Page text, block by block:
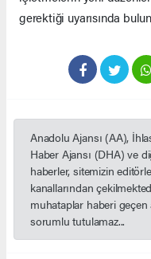
gerektiği uyarısında
Anadolu Ajansı (AA),
Haber Ajansı (DHA) ve
haberler, sitemizin
kanallarından
muhataplar haberi
sorumlu tutulamaz...